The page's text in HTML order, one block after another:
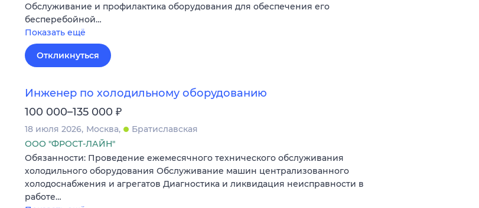
Обслуживание и профилактика оборудования для обеспечения его
бесперебойной…
Показать ещё
Откликнуться
Инженер по холодильному оборудованию
100 000–135 000 ₽
18 июля 2026 Москва
Братиславская
ООО "ФРОСТ-ЛАЙН"
Обязанности: Проведение ежемесячного технического обслуживания
холодильного оборудования Обслуживание машин централизованного
холодоснабжения и агрегатов Диагностика и ликвидация неисправности в
работе…